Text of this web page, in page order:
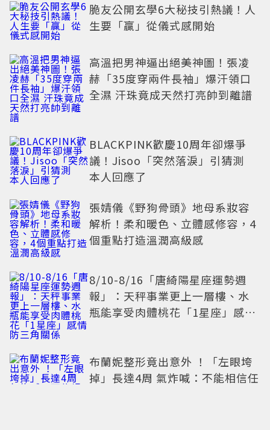
脆友公開玄學6大秘技引熱議！人
生要「贏」從儀式感開始
高溫把男神逼出絕美神圖！張凌
赫「35度穿兩件長袖」爆汗領口
全濕 汗珠竟成天然打亮帥到離譜
BLACKPINK歡慶10周年卻爆爭
議！Jisoo「突然落淚」引猜測
本人回應了
張婧儀《野狗骨頭》地母系妝容
解析！柔和暖色、立體感修容，4
個重點打造溫潤高級感
8/10-8/16「唐綺陽星座運勢週
報」：天秤事業更上一層樓、水
瓶能享受肉體桃花「1星座」感情
布蘭妮整形竟出意外 ！「左眼垮
掉」長達4周 氣炸喊：不能相信任